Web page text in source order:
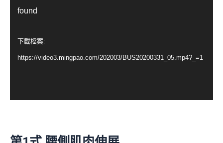
訊
放
器
found
下載檔案:
https://video3.mingpao.com/202003/BUS20200331_05.mp4?_=1